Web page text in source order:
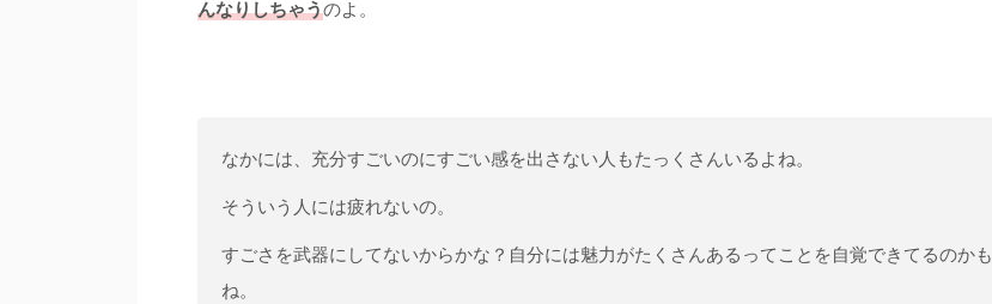
んなりしちゃうのよ。
なかには、充分すごいのにすごい感を出さない人もたっくさんいるよね。
そういう人には疲れないの。
すごさを武器にしてないからかな？自分には魅力がたくさんあるってことを自覚できてるのかも
ね。